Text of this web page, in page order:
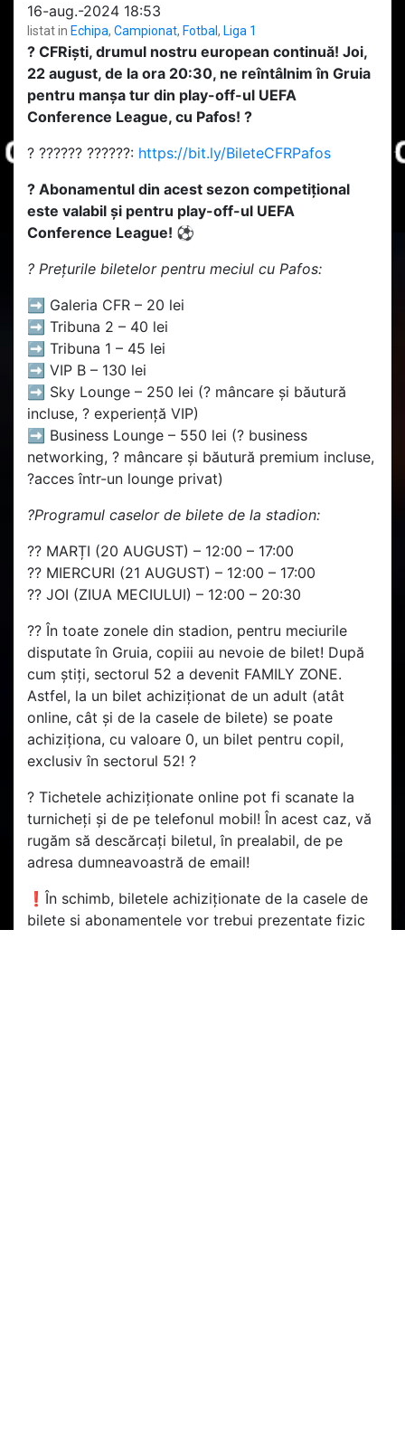
16-aug.-2024 18:53
listat in Echipa, Campionat, Fotbal, Liga 1
? CFRiști, drumul nostru european continuă! Joi,
22 august, de la ora 20:30, ne reîntâlnim în Gruia
pentru manșa tur din play-off-ul UEFA
Conference League, cu Pafos! ?
?️ ?????? ??????: https://bit.ly/BileteCFRPafos
? Abonamentul din acest sezon competițional
este valabil și pentru play-off-ul UEFA
Conference League! ⚽
?️ Prețurile biletelor pentru meciul cu Pafos:
➡️ Galeria CFR – 20 lei
➡️ Tribuna 2 – 40 lei
➡️ Tribuna 1 – 45 lei
➡️ VIP B – 130 lei
➡️ Sky Lounge – 250 lei (?️ mâncare și băutură
incluse, ? experiență VIP)
➡️ Business Lounge – 550 lei (? business
networking, ?️ mâncare și băutură premium incluse,
?️acces într-un lounge privat)
?Programul caselor de bilete de la stadion:
?? MARȚI (20 AUGUST) – 12:00 – 17:00
?? MIERCURI (21 AUGUST) – 12:00 – 17:00
?? JOI (ZIUA MECIULUI) – 12:00 – 20:30
?? În toate zonele din stadion, pentru meciurile
disputate în Gruia, copiii au nevoie de bilet! După
cum știți, sectorul 52 a devenit FAMILY ZONE.
Astfel, la un bilet achiziționat de un adult (atât
online, cât și de la casele de bilete) se poate
achiziționa, cu valoare 0, un bilet pentru copil,
exclusiv în sectorul 52! ?️
? Tichetele achiziționate online pot fi scanate la
turnicheți și de pe telefonul mobil! În acest caz, vă
rugăm să descărcați biletul, în prealabil, de pe
adresa dumneavoastră de email!
❗În schimb, biletele achiziționate de la casele de
bilete si abonamentele vor trebui prezentate fizic